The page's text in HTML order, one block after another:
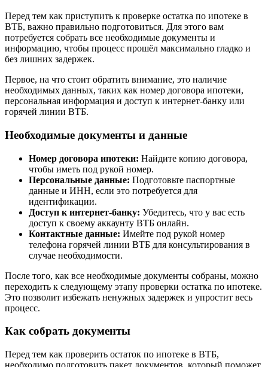
Перед тем как приступить к проверке остатка по ипотеке в
ВТБ, важно правильно подготовиться. Для этого вам
потребуется собрать все необходимые документы и
информацию, чтобы процесс прошёл максимально гладко и
без лишних задержек.
Первое, на что стоит обратить внимание, это наличие
необходимых данных, таких как номер договора ипотеки,
персональная информация и доступ к интернет-банку или
горячей линии ВТБ.
Необходимые документы и данные
Номер договора ипотеки: Найдите копию договора,
чтобы иметь под рукой номер.
Персональные данные: Подготовьте паспортные
данные и ИНН, если это потребуется для
идентификации.
Доступ к интернет-банку: Убедитесь, что у вас есть
доступ к своему аккаунту ВТБ онлайн.
Контактные данные: Имейте под рукой номер
телефона горячей линии ВТБ для консультирования в
случае необходимости.
После того, как все необходимые документы собраны, можно
переходить к следующему этапу проверки остатка по ипотеке.
Это позволит избежать ненужных задержек и упростит весь
процесс.
Как собрать документы
Перед тем как проверить остаток по ипотеке в ВТБ,
необходимо подготовить пакет документов, который поможет